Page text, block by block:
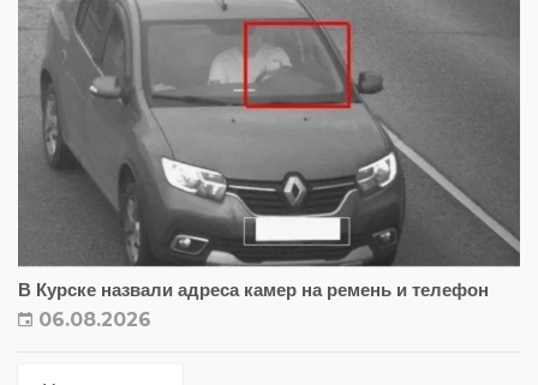
В Курске назвали адреса камер на ремень и телефон
06.08.2026